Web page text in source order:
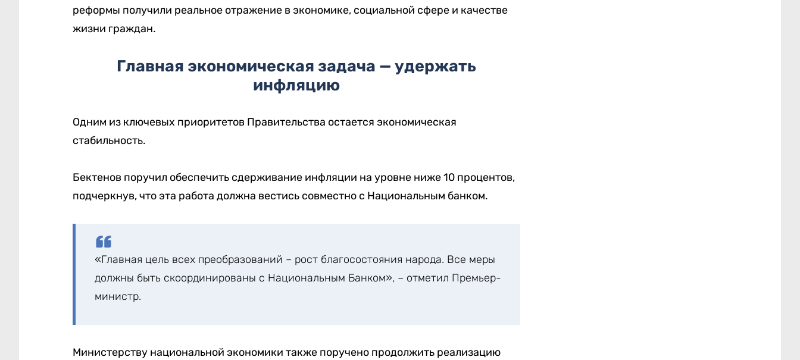
реформы получили реальное отражение в экономике, социальной сфере и качестве
жизни граждан.
Главная экономическая задача — удержать
инфляцию
Одним из ключевых приоритетов Правительства остается экономическая
стабильность.
Бектенов поручил обеспечить сдерживание инфляции на уровне ниже 10 процентов,
подчеркнув, что эта работа должна вестись совместно с Национальным банком.
«Главная цель всех преобразований – рост благосостояния народа. Все меры
должны быть скоординированы с Национальным Банком», – отметил Премьер-
министр.
Министерству национальной экономики также поручено продолжить реализацию